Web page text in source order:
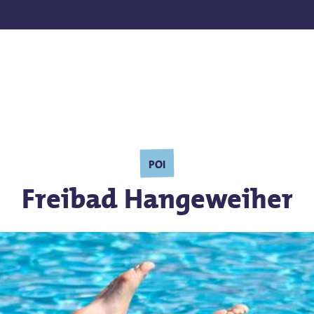
POI
Freibad Hangeweiher